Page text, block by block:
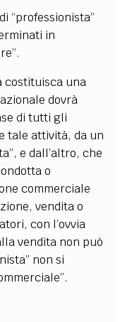
“professionista”
in
costituisca una
dovrà
di tutti gli
tale attività, da un
e dall’altro, che
o
commerciale
vendita o
con l’ovvia
vendita non può
non si